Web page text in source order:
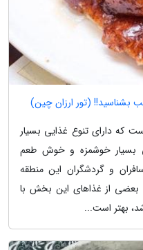
بشناسید!! (تور ارزان چین)
دارای تنوع غذایی بسیار
بسیار خوشمزه و خوش طعم
و گردشگران این منطقه
بعضی از غذاهای این بخش با
بهتر است...